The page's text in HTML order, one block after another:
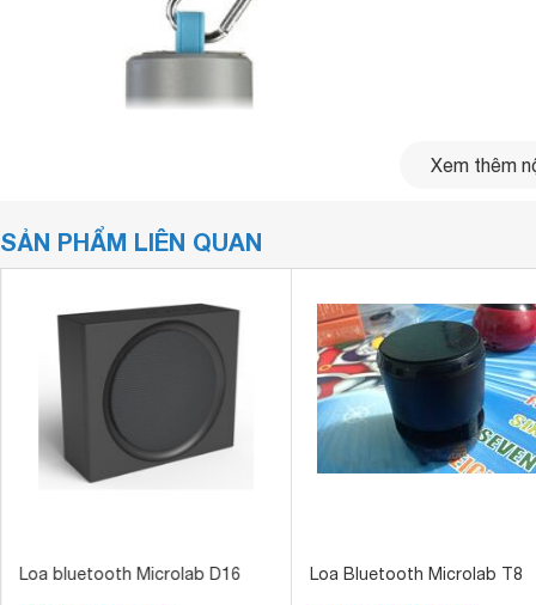
Xem thêm
SẢN PHẨM LIÊN QUAN
Loa bluetooth Microlab D16 Loa Bluetooth Microlab T8